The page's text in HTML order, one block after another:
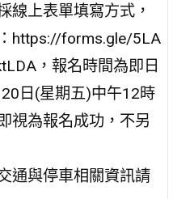
線上表單填寫方式，
https://forms.gle/5LA
，報名時間為即日
日(星期五)中午12時
視為報名成功，不另
通與停車相關資訊請